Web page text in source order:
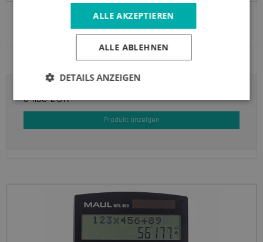
MAUL Taschenrechner MBU 700
34.33 EUR
Produkt anzeigen
ALLE AKZEPTIEREN
ALLE ABLEHNEN
DETAILS ANZEIGEN